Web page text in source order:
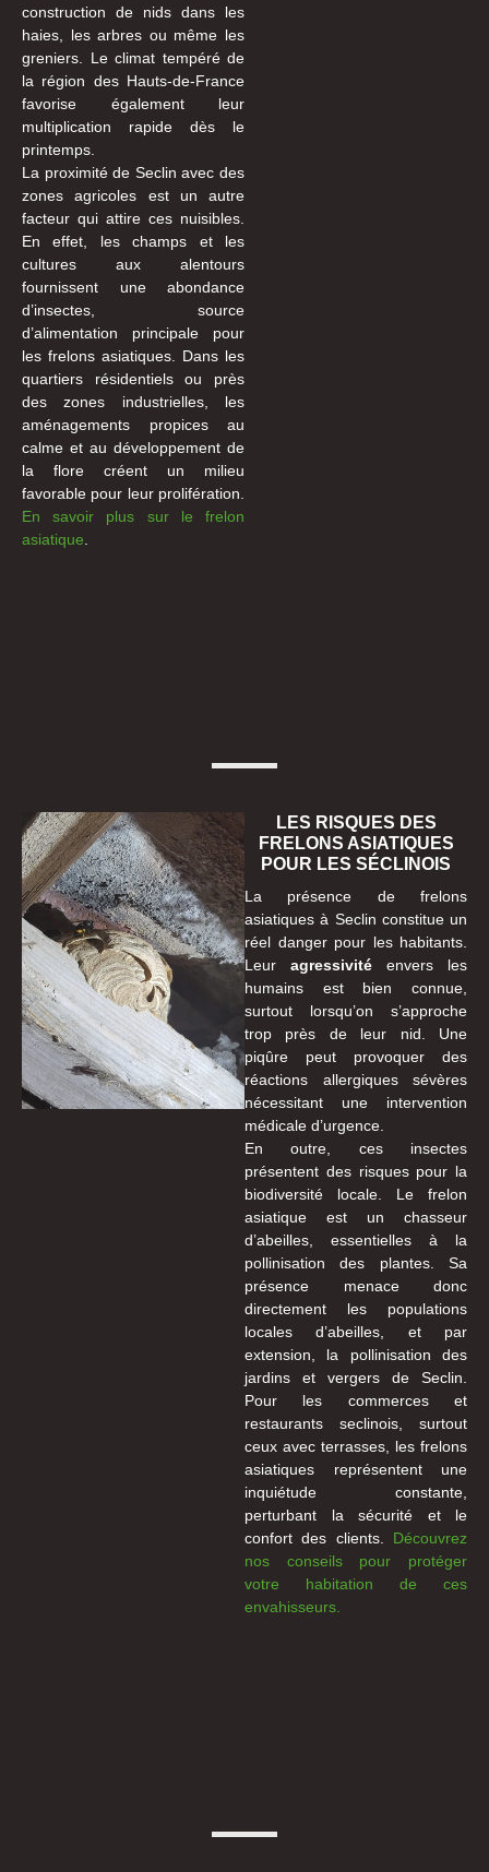
construction de nids dans les
haies, les arbres ou même les
greniers. Le climat tempéré de
la région des Hauts-de-France
favorise également leur
multiplication rapide dès le
printemps.
La proximité de Seclin avec des
zones agricoles est un autre
facteur qui attire ces nuisibles.
En effet, les champs et les
cultures aux alentours
fournissent une abondance
d’insectes, source
d’alimentation principale pour
les frelons asiatiques. Dans les
quartiers résidentiels ou près
des zones industrielles, les
aménagements propices au
calme et au développement de
la flore créent un milieu
favorable pour leur prolifération.
En savoir plus sur le frelon
asiatique
LES RISQUES DES
FRELONS ASIATIQUES
POUR LES SÉCLINOIS
La présence de frelons
asiatiques à Seclin constitue un
réel danger pour les habitants.
Leur agressivité envers les
humains est bien connue,
surtout lorsqu’on s’approche
trop près de leur nid. Une
piqûre peut provoquer des
réactions allergiques sévères
nécessitant une intervention
médicale d’urgence.
En outre, ces insectes
présentent des risques pour la
biodiversité locale. Le frelon
asiatique est un chasseur
d’abeilles, essentielles à la
pollinisation des plantes. Sa
présence menace donc
directement les populations
locales d’abeilles, et par
extension, la pollinisation des
jardins et vergers de Seclin.
Pour les commerces et
restaurants seclinois, surtout
ceux avec terrasses, les frelons
asiatiques représentent une
inquiétude constante,
perturbant la sécurité et le
confort des clients. Découvrez
nos conseils pour protéger
votre habitation de ces
envahisseurs.